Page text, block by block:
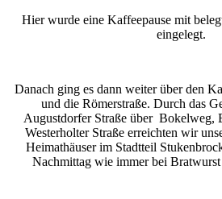
Hier wurde eine Kaffeepause mit
eingelegt.
Danach ging es dann weiter über den
und die Römerstraße. Durch das
Augustdorfer Straße über Bokelweg,
Westerholter Straße erreichten wir
Heimathäuser im Stadtteil
Nachmittag wie immer bei